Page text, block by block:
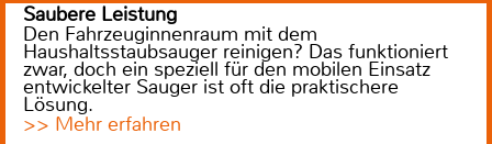
Saubere Leistung
Den Fahrzeuginnenraum mit dem
Haushaltsstaubsauger reinigen? Das funktioniert
zwar, doch ein speziell für den mobilen Einsatz
entwickelter Sauger ist oft die praktischere
Lösung.
>> Mehr erfahren